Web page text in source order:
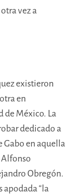
vez a
existieron
en
de México. La
dedicado a
Gabo en aquella
Obregón.
apodada “la